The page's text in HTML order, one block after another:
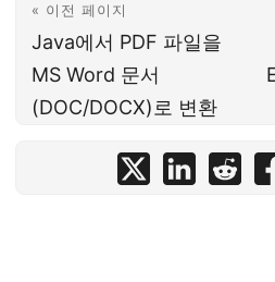
« 이전 페이지
Java에서 PDF 파일을
MS Word 문서
(DOC/DOCX)로 변환